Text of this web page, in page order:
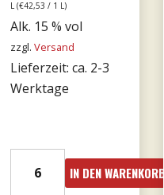
L (€42,53 / 1 L)
Alk. 15 % vol
zzgl.Versand
Lieferzeit: ca. 2-3
Werktage
Bricco
IN DEN WARENKORB